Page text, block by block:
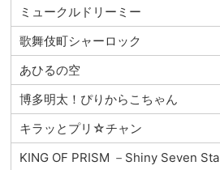
ミュークルドリーミー
歌舞伎町シャーロック
あひるの空
博多明太！ぴりからこちゃん
キラッとプリ☆チャン
KING OF PRISM －Shiny Seven Sta